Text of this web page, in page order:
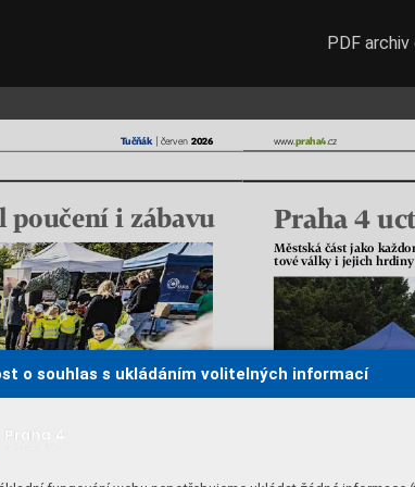
o souhlas s ukládáním volitelných informací
Tučňák | červen 2026
i zábavu
www. praha4 .cz
Městská část jako
tové války i jejich hrdiny
Praha 4
i zábavu
PDF